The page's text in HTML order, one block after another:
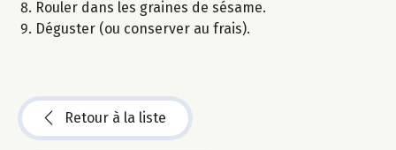
Rouler dans les graines de sésame.
Déguster (ou conserver au frais).
Retour à la liste